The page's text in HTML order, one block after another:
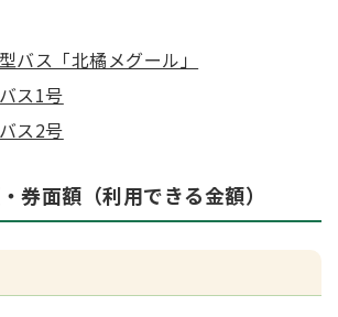
バス「北橘メグール」
ス1号
ス2号
券面額（利用できる金額）